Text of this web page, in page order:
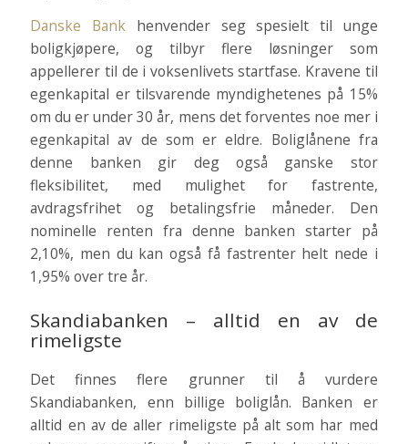
Danske Bank henvender seg spesielt til unge
boligkjøpere, og tilbyr flere løsninger som
appellerer til de i voksenlivets startfase. Kravene til
egenkapital er tilsvarende myndighetenes på 15%
om du er under 30 år, mens det forventes noe mer i
egenkapital av de som er eldre. Boliglånene fra
denne banken gir deg også ganske stor
fleksibilitet, med mulighet for fastrente,
avdragsfrihet og betalingsfrie måneder. Den
nominelle renten fra denne banken starter på
2,10%, men du kan også få fastrenter helt nede i
1,95% over tre år.
Skandiabanken – alltid en av de
rimeligste
Det finnes flere grunner til å vurdere
Skandiabanken, enn billige boliglån. Banken er
alltid en av de aller rimeligste på alt som har med